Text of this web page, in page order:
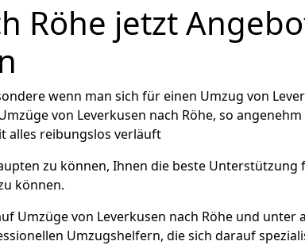
Röhe jetzt
wenn man sich für einen Umzug von
von Leverkusen nach Röhe, so
alles reibungslos verläuft
zu können, Ihnen die beste Unterstützung
können.
Umzüge von Leverkusen nach Röhe und unter
Umzugshelfern, die sich darauf